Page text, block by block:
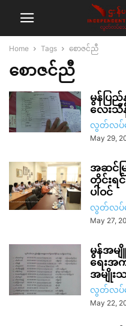
Home Tags စောဇင်ညီ
စောဇင်ညီ
မွန်ပြ
လေးသိ
လွတ်လပ်သ
May 29,
အဆင်မ
တိုင်းရင်
ပါဝင်
လွတ်လပ်သ
May 27,
မွန်အမ
ရေးအ
အမျိုး
လွတ်လပ်သ
May 22,